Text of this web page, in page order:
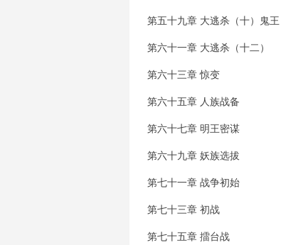
第五十九章 大逃杀（十）鬼王
第六十一章 大逃杀（十二）
第六十三章 惊变
第六十五章 人族战备
第六十七章 明王密谋
第六十九章 妖族选拔
第七十一章 战争初始
第七十三章 初战
第七十五章 擂台战